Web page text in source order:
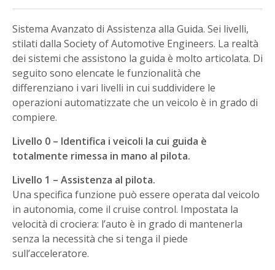
Sistema Avanzato di Assistenza alla Guida. Sei livelli,
stilati dalla Society of Automotive Engineers. La realtà
dei sistemi che assistono la guida è molto articolata. Di
seguito sono elencate le funzionalità che
differenziano i vari livelli in cui suddividere le
operazioni automatizzate che un veicolo è in grado di
compiere.
Livello 0 – Identifica i veicoli la cui guida è
totalmente rimessa in mano al pilota.
Livello 1 – Assistenza al pilota.
Una specifica funzione può essere operata dal veicolo
in autonomia, come il cruise control. Impostata la
velocità di crociera: l’auto è in grado di mantenerla
senza la necessità che si tenga il piede
sull’acceleratore.